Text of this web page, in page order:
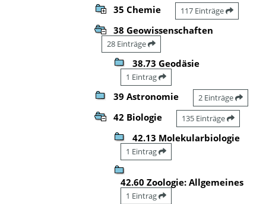
35 Chemie 117 Einträge
38 Geowissenschaften
28 Einträge
38.73 Geodäsie
1 Eintrag
39 Astronomie 2 Einträge
42 Biologie 135 Einträge
42.13 Molekularbiologie
1 Eintrag
42.60 Zoologie: Allgemeines
1 Eintrag